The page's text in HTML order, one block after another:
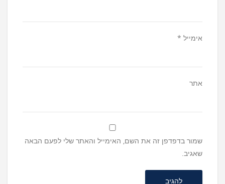
אימייל *
אתר
שמור בדפדפן זה את השם, האימייל והאתר שלי לפעם הבאה
שאגיב.